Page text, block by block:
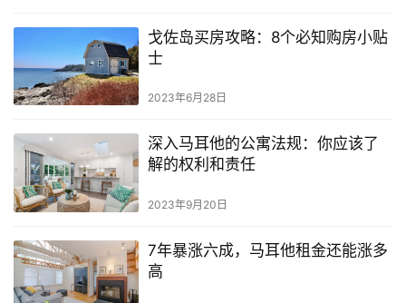
戈佐岛买房攻略：8个必知购房小贴
士
2023年6月28日
深入马耳他的公寓法规：你应该了
解的权利和责任
2023年9月20日
7年暴涨六成，马耳他租金还能涨多
高